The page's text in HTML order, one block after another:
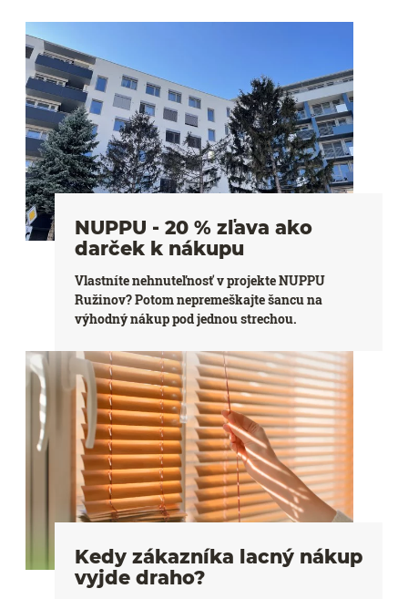
NUPPU - 20 % zľava ako
darček k nákupu
Vlastníte nehnuteľnosť v projekte NUPPU
Ružinov? Potom nepremeškajte šancu na
výhodný nákup pod jednou strechou.
Kedy zákazníka lacný nákup
vyjde draho?